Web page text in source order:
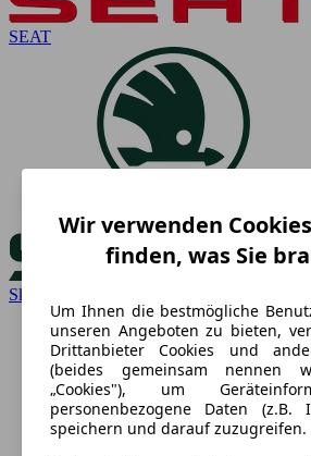
SEAT
Skoda
Wir verwenden
finden, was Sie
Um Ihnen die bestmögliche
unseren Angeboten zu bieten,
Drittanbieter Cookies und
(beides gemeinsam nennen
„Cookies"), um
personenbezogene Daten (z.B.
speichern und darauf zuzugreifen.